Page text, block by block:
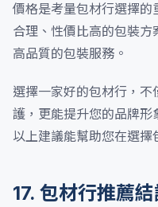
價格是考量包材行選擇
合理、性價比高的包裝
高品質的包裝服務。
選擇一家好的包材行，
護，更能提升您的品牌
以上建議能幫助您在選擇
17. 包材行推薦